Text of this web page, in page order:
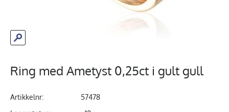
Ring med Ametyst 0,25ct i gult gull
Artikkelnr:
57478